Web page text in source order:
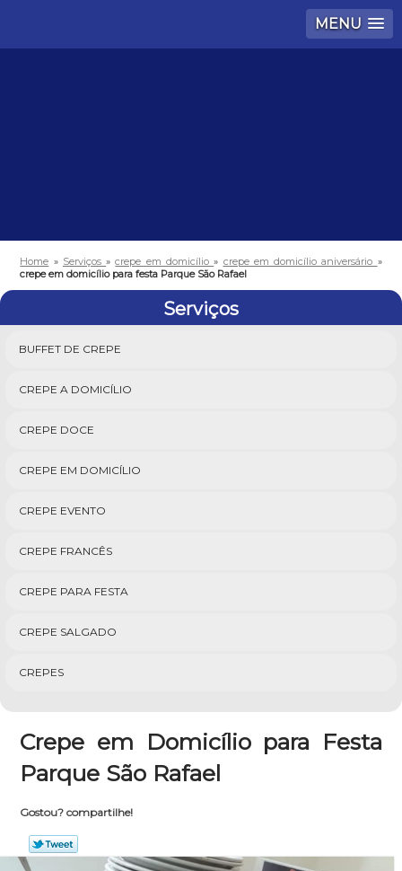
MENU
Home » Serviços»crepe em domicílio» crepe em domicílio aniversário »
crepe em domicílio para festa Parque São Rafael
Serviços
BUFFET DE CREPE
CREPE A DOMICÍLIO
CREPE DOCE
CREPE EM DOMICÍLIO
CREPE EVENTO
CREPE FRANCÊS
CREPE PARA FESTA
CREPE SALGADO
CREPES
Crepe em Domicílio para Festa
Parque São Rafael
Gostou? compartilhe!